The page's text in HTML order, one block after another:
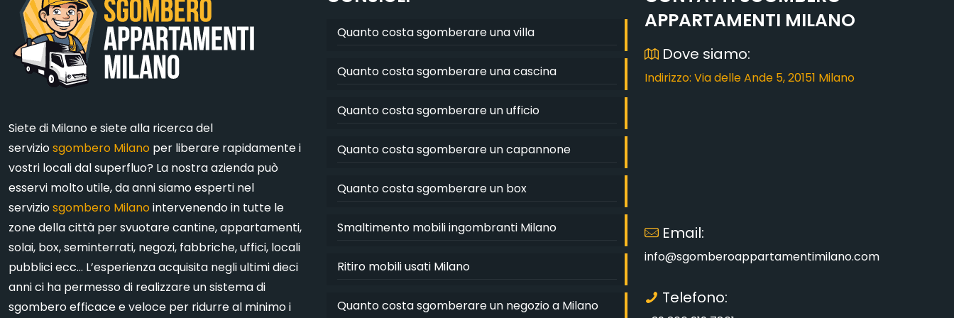
Siete di Milano e siete alla ricerca del
serviziosgombero Milano per liberare rapidamente i
vostri locali dal superfluo? La nostra azienda può
esservi molto utile, da anni siamo esperti nel
serviziosgombero Milanointervenendo in tutte le
zone della città per svuotare cantine, appartamenti,
solai, box, seminterrati, negozi, fabbriche, uffici, locali
pubblici ecc… L’esperienza acquisita negli ultimi dieci
anni ci ha permesso di realizzare un sistema di
sgombero efficace e veloce per ridurre al minimo i
Quanto costa sgomberare una villa
Quanto costa sgomberare una cascina
Quanto costa sgomberare un ufficio
Quanto costa sgomberare un capannone
Quanto costa sgomberare un box
Smaltimento mobili ingombranti Milano
Ritiro mobili usati Milano
Quanto costa sgomberare un negozio a Milano
APPARTAMENTI MILANO
Dove siamo:
Indirizzo: Via delle Ande 5, 20151 Milano
Email:
info@sgomberoappartamentimilano.com
Telefono: